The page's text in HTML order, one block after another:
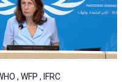
, WFP , IFRC